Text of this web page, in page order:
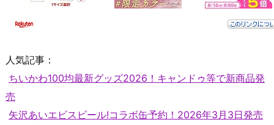
人気記事：
ちいかわ100均最新グッズ2026！キャンドゥ等で新商品発
売
矢沢あいエビスビール!コラボ缶予約！2026年3月3日発売